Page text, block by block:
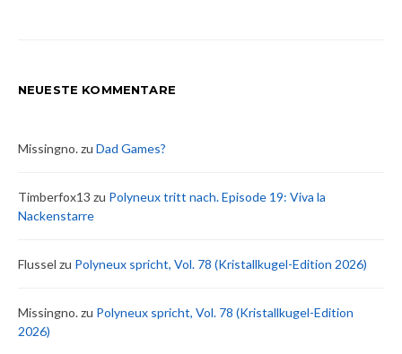
NEUESTE KOMMENTARE
Missingno.zu Dad Games?
Timberfox13 zu Polyneux tritt nach. Episode 19: Viva la
Nackenstarre
Flussel zu Polyneux spricht, Vol. 78 (Kristallkugel-Edition 2026)
Missingno.zu Polyneux spricht, Vol. 78 (Kristallkugel-Edition
2026)